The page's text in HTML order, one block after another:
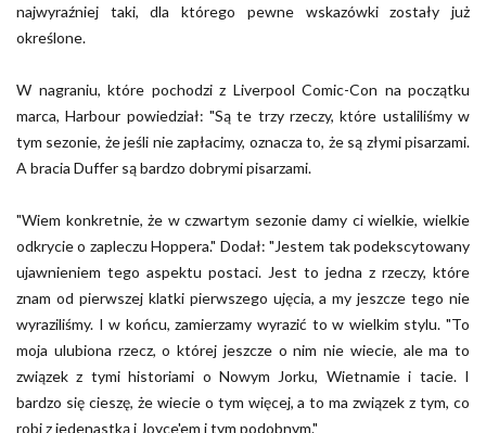
najwyraźniej taki, dla którego pewne wskazówki zostały już
określone.
W nagraniu, które pochodzi z Liverpool Comic-Con na początku
marca, Harbour powiedział: "Są te trzy rzeczy, które ustaliliśmy w
tym sezonie, że jeśli nie zapłacimy, oznacza to, że są złymi pisarzami.
A bracia Duffer są bardzo dobrymi pisarzami.
"Wiem konkretnie, że w czwartym sezonie damy ci wielkie, wielkie
odkrycie o zapleczu Hoppera." Dodał: "Jestem tak podekscytowany
ujawnieniem tego aspektu postaci. Jest to jedna z rzeczy, które
znam od pierwszej klatki pierwszego ujęcia, a my jeszcze tego nie
wyraziliśmy. I w końcu, zamierzamy wyrazić to w wielkim stylu. "To
moja ulubiona rzecz, o której jeszcze o nim nie wiecie, ale ma to
związek z tymi historiami o Nowym Jorku, Wietnamie i tacie. I
bardzo się cieszę, że wiecie o tym więcej, a to ma związek z tym, co
robi z jedenastką i Joyce'em i tym podobnym."